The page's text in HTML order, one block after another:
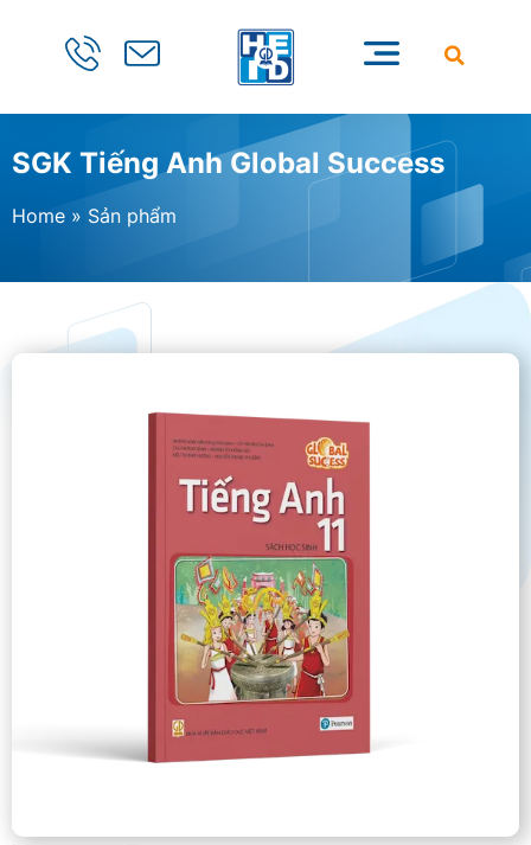
SGK Tiếng Anh Global Success
Home » Sản phẩm